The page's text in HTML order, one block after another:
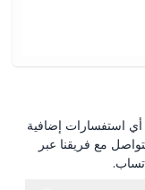
أي استفسارات إضافية
مع فريقنا عبر